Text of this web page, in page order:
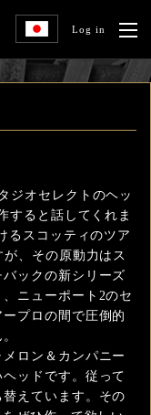
Log in
ジオセレクトのヘッ
すると話してくれま
るスコッティのツア
、その原動力はス
ックの新シリーズ
ニューポート2のセ
プロの間で圧倒的
ロン＆カンパニー
ッドです。従って
えています。その